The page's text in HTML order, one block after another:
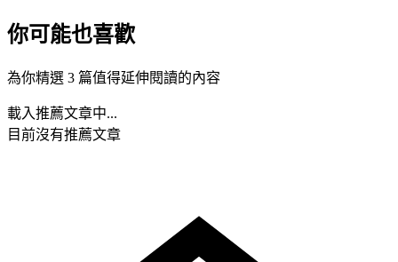
你可能也喜歡
為你精選 3 篇值得延伸閱讀的內容
載入推薦文章中...
目前沒有推薦文章